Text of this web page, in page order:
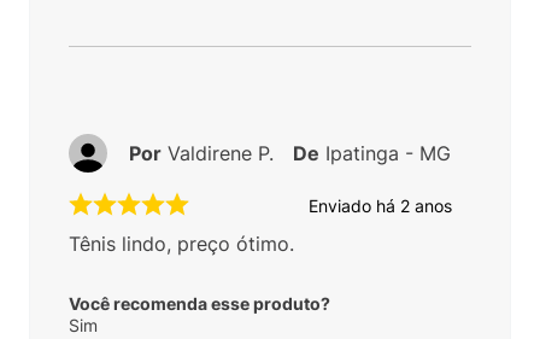
Enviado há 2 anos
Tênis lindo, preço ótimo.
Você recomenda esse produto?
Sim
Por Valdirene P. De Ipatinga - MG